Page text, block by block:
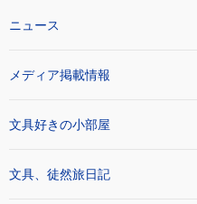
ニュース
メディア掲載情報
文具好きの小部屋
文具、徒然旅日記